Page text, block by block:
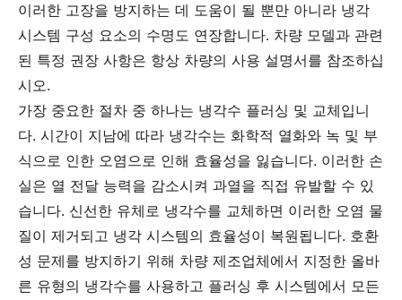
이러한 고장을 방지하는 데 도움이 될 뿐만 아니라 냉각
시스템 구성 요소의 수명도 연장합니다. 차량 모델과 관련
된 특정 권장 사항은 항상 차량의 사용 설명서를 참조하십
시오.
가장 중요한 절차 중 하나는 냉각수 플러싱 및 교체입니
다. 시간이 지남에 따라 냉각수는 화학적 열화와 녹 및 부
식으로 인한 오염으로 인해 효율성을 잃습니다. 이러한 손
실은 열 전달 능력을 감소시켜 과열을 직접 유발할 수 있
습니다. 신선한 유체로 냉각수를 교체하면 이러한 오염 물
질이 제거되고 냉각 시스템의 효율성이 복원됩니다. 호환
성 문제를 방지하기 위해 차량 제조업체에서 지정한 올바
른 유형의 냉각수를 사용하고 플러싱 후 시스템에서 모든